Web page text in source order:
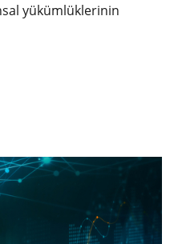
yükümlüklerinin